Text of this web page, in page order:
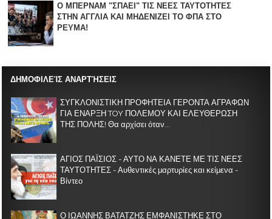
Ο ΜΠΕΡΝΑΜ "ΣΠΑΕΙ" ΤΙΣ ΝΕΕΣ ΤΑΥΤΟΤΗΤΕΣ
ΣΤΗΝ ΑΓΓΛΙΑ KAI ΜΗΔΕΝΙZΕΙ ΤΟ ΦΠΑ ΣΤΟ
ΡΕΥΜΑ!
ΔΗΜΟΦΙΛΕΊΣ ΑΝΑΡΤΉΣΕΙΣ
ΣΥΓΚΛΟΝΙΣΤΙΚΗ ΠΡΟΦΗΤΕΙΑ ΓΕΡΟΝΤΑ ΑΓΡΑΦΩΝ
ΓΙΑ ΕΝΑΡΞΗ TOY ΠΟΛΕΜΟΥ ΚΑΙ ΕΛΕΥΘΕΡΩΣΗ
ΤΗΣ ΠΟΛΗΣ! Θα αρχίσει όταν...
ΑΓΙΟΣ ΠΑΪΣΙΟΣ - ΑΥΤΟ ΝΑ ΚΑΝΕΤΕ ΜΕ ΤΙΣ ΝΕΕΣ
ΤΑΥΤΟΤΗΤΕΣ - Αυθεντικές μαρτυρίες και κείμενα -
Βίντεο
Ο ΙΩΑΝΝΗΣ ΒΑΤΑΤΖΗΣ ΕΜΦΑΝΙΣΤΗΚΕ ΣΤΟ